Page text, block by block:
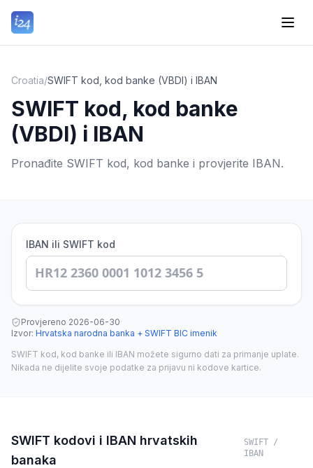
Croatia/SWIFT kod, kod banke (VBDI) i IBAN
SWIFT kod, kod banke
(VBDI) i IBAN
Pronađite SWIFT kod, kod banke i provjerite IBAN.
IBAN ili SWIFT kod
Provjereno 2026-06-30·
Izvor: Hrvatska narodna banka + SWIFT BIC imenik
SWIFT kod, kod banke ili IBAN možete sigurno dati za primanje uplate.
Nikada ne dijelite svoje podatke za prijavu ni kodove kartice.
SWIFT kodovi i IBAN hrvatskih
banaka
SWIFT /
IBAN